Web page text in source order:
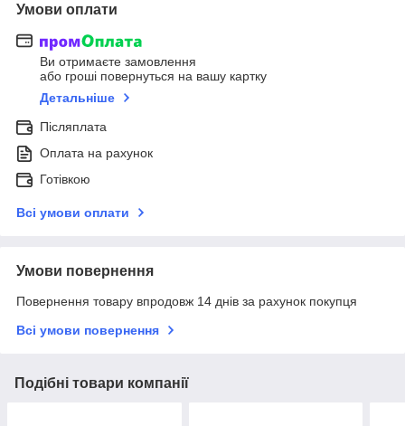
Умови оплати
Ви отримаєте замовлення
або гроші повернуться на вашу картку
Детальніше
Післяплата
Оплата на рахунок
Готівкою
Всі умови оплати
Умови повернення
Повернення товару впродовж 14 днів за рахунок покупця
Всі умови повернення
Подібні товари компанії